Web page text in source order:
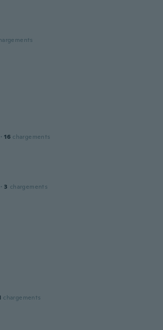
· 16 chargements
· 3 chargements
chargements